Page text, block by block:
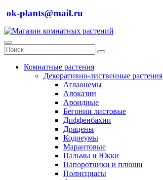
ok-plants@mail.ru
Комнатные растения
Декоративно-лиственные растения
Аглаонемы
Алоказии
Ароидные
Бегонии листовые
Диффенбахии
Драцены
Кодиеумы
Марантовые
Пальмы и Юкки
Папоротники и плющи
Полисциасы